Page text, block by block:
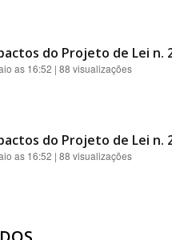
do Projeto de Lei n.
as 16:52 | 88 visualizações
do Projeto de Lei n.
as 16:52 | 88 visualizações